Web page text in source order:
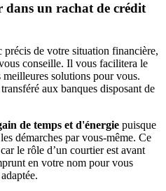
un rachat de crédit
de votre situation financière,
conseille. Il vous facilitera le
solutions pour vous.
aux banques disposant de
de temps et d'énergie puisque
démarches par vous-même. Ce
le rôle d’un courtier est avant
en votre nom pour vous